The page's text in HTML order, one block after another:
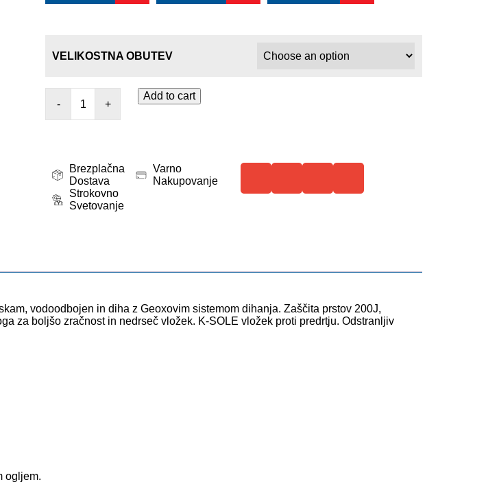
VELIKOSTNA OBUTEV
- +
Add to cart
Brezplačna
Dostava
Varno
Nakupovanje
Strokovno
Svetovanje
vodoodbojen in diha z Geoxovim sistemom dihanja. Zaščita prstov 200J,
za boljšo zračnost in nedrseč vložek. K-SOLE vložek proti predrtju. Odstranljiv
ogljem.